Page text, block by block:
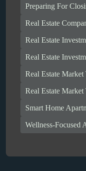
Preparing For
Real Estate
Real Estate
Real Estate
Real Estate Market
Real Estate
Smart Home
Wellness-Focused